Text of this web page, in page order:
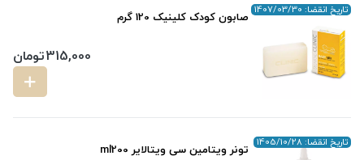
تاریخ انقضا: 1407/03/30 صابون کودک کلینیک 120 گرم
315,000تومان
تاریخ انقضا: 1405/10/28 تونر ویتامین سی ویتالایر ml200